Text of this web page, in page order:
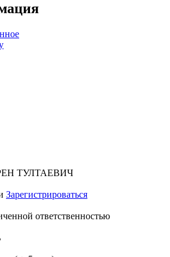
ТУЛТАЕВИЧ
Зарегистрироваться
ответственностью